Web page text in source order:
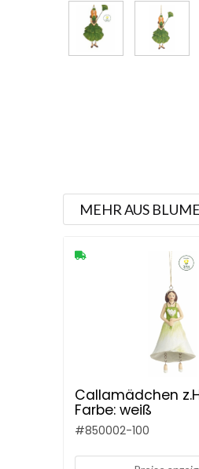
MEHR AUS
Callamädchen
Farbe: weiß
#850002-100